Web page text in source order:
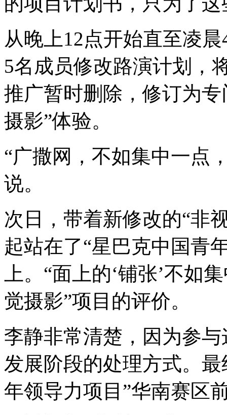
从晚上12点开始直至凌
5名成员修改路演计划，
推广暂时删除，修订为
摄影”体验。
“广撒网，不如集中一点
说。
次日，带着新修改的“非
起站在了“星巴克中国青
上。“面上的‘铺张’不如
觉摄影”项目的评价。
李静非常清楚，因为参
发展阶段的处理方式。
年领导力项目”华南赛区